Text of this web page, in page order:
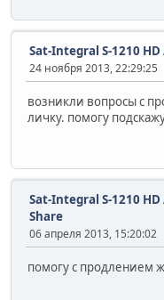
Sat-Integral S-1210 HD
24 ноября 2013, 22:29:25
возникли вопросы с
личку. помогу
Sat-Integral S-1210 HD
Share
06 апреля 2013, 15:20:02
помогу с продлением